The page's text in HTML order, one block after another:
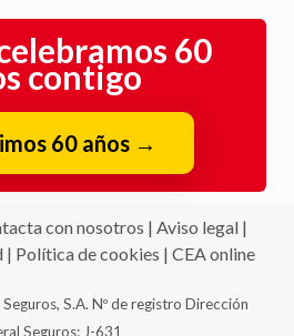
60
contigo
60 años →
con nosotros | Aviso legal |
| Política de cookies | CEA online
S.A. Nº de registro Dirección
Seguros: J-631